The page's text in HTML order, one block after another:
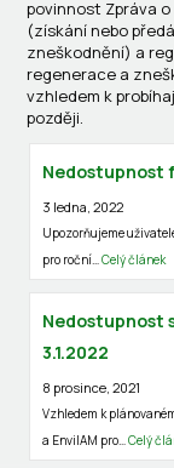
povinnost Zpráva
(získání nebo
zneškodnění) a
regenerace a
vzhledem k
později.
Nedostupnost
3 ledna, 2022
Upozorňujeme
pro roční…Celý článek
Nedostupnost
3.1.2022
8 prosince, 2021
Vzhledem k
a EnviIAM pro…Celý